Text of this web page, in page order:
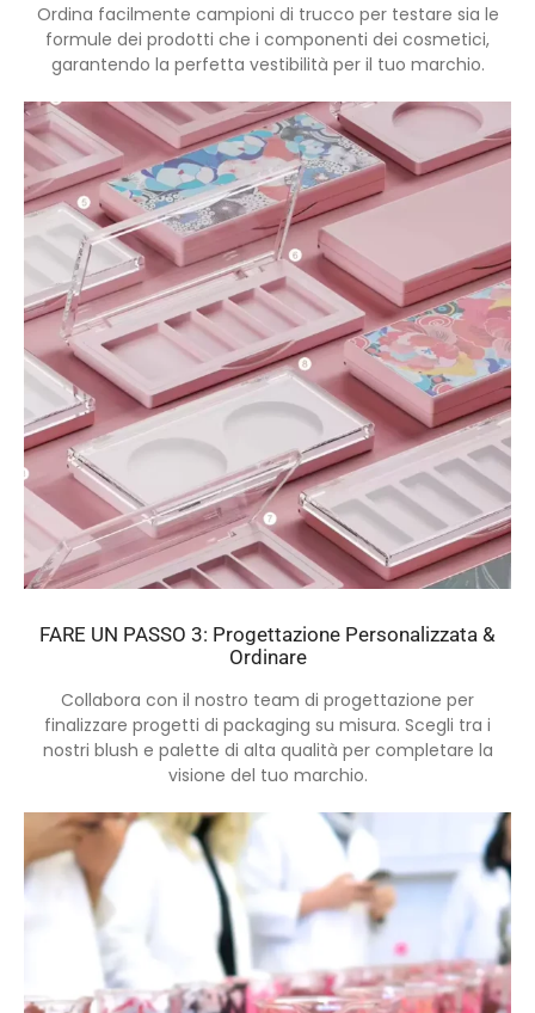
Ordina facilmente campioni di trucco per testare sia le
formule dei prodotti che i componenti dei cosmetici,
garantendo la perfetta vestibilità per il tuo marchio.
FARE UN PASSO 3: Progettazione Personalizzata &
Ordinare
Collabora con il nostro team di progettazione per
finalizzare progetti di packaging su misura. Scegli tra i
nostri blush e palette di alta qualità per completare la
visione del tuo marchio.